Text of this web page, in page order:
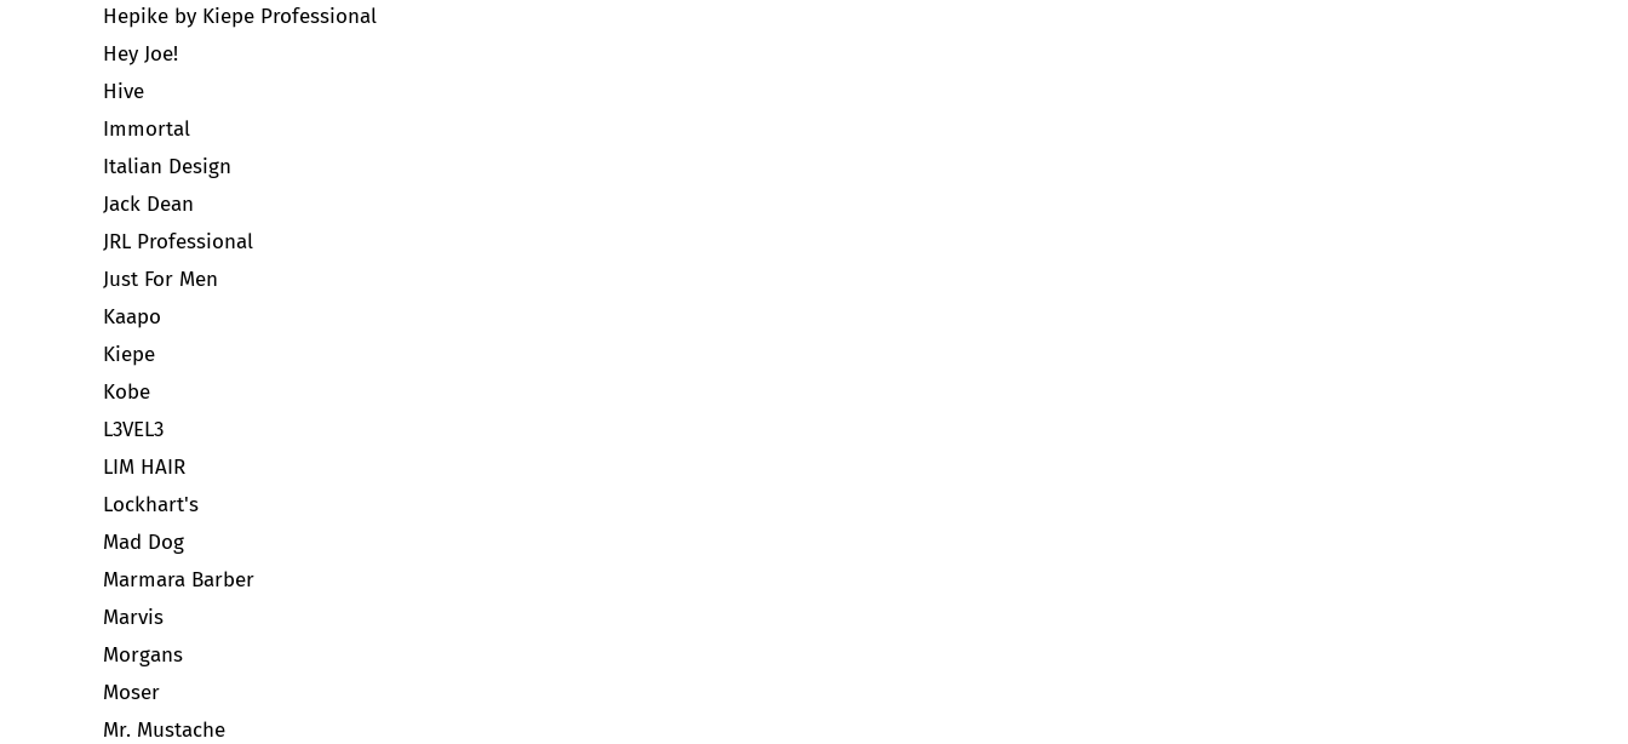
Hepike by Kiepe Professional
Hey Joe!
Hive
Immortal
Italian Design
Jack Dean
JRL Professional
Just For Men
Kaapo
Kiepe
Kobe
L3VEL3
LIM HAIR
Lockhart's
Mad Dog
Marmara Barber
Marvis
Morgans
Moser
Mr. Mustache